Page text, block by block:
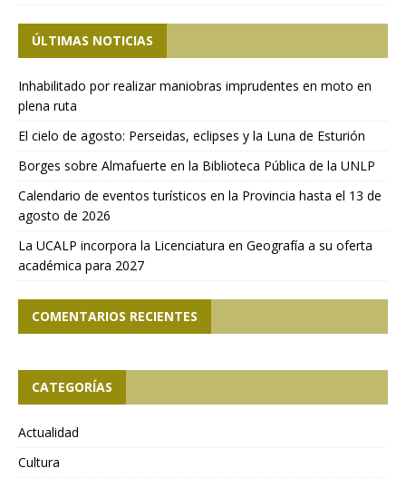
ÚLTIMAS NOTICIAS
Inhabilitado por realizar maniobras imprudentes en moto en
plena ruta
El cielo de agosto: Perseidas, eclipses y la Luna de Esturión
Borges sobre Almafuerte en la Biblioteca Pública de la UNLP
Calendario de eventos turísticos en la Provincia hasta el 13 de
agosto de 2026
La UCALP incorpora la Licenciatura en Geografía a su oferta
académica para 2027
COMENTARIOS RECIENTES
CATEGORÍAS
Actualidad
Cultura